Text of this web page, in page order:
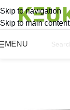
Skip to navigation
Skip to main content
MENU